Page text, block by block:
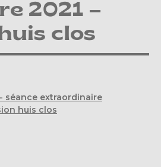
2021 –
clos
séance extraordinaire
huis clos